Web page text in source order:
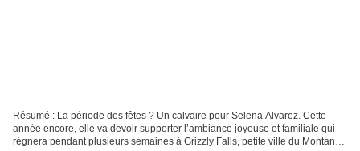
Résumé : La période des fêtes ? Un calvaire pour Selena Alvarez. Cette
année encore, elle va devoir supporter l’ambiance joyeuse et familiale qui
régnera pendant plusieurs semaines à Grizzly Falls, petite ville du Montana